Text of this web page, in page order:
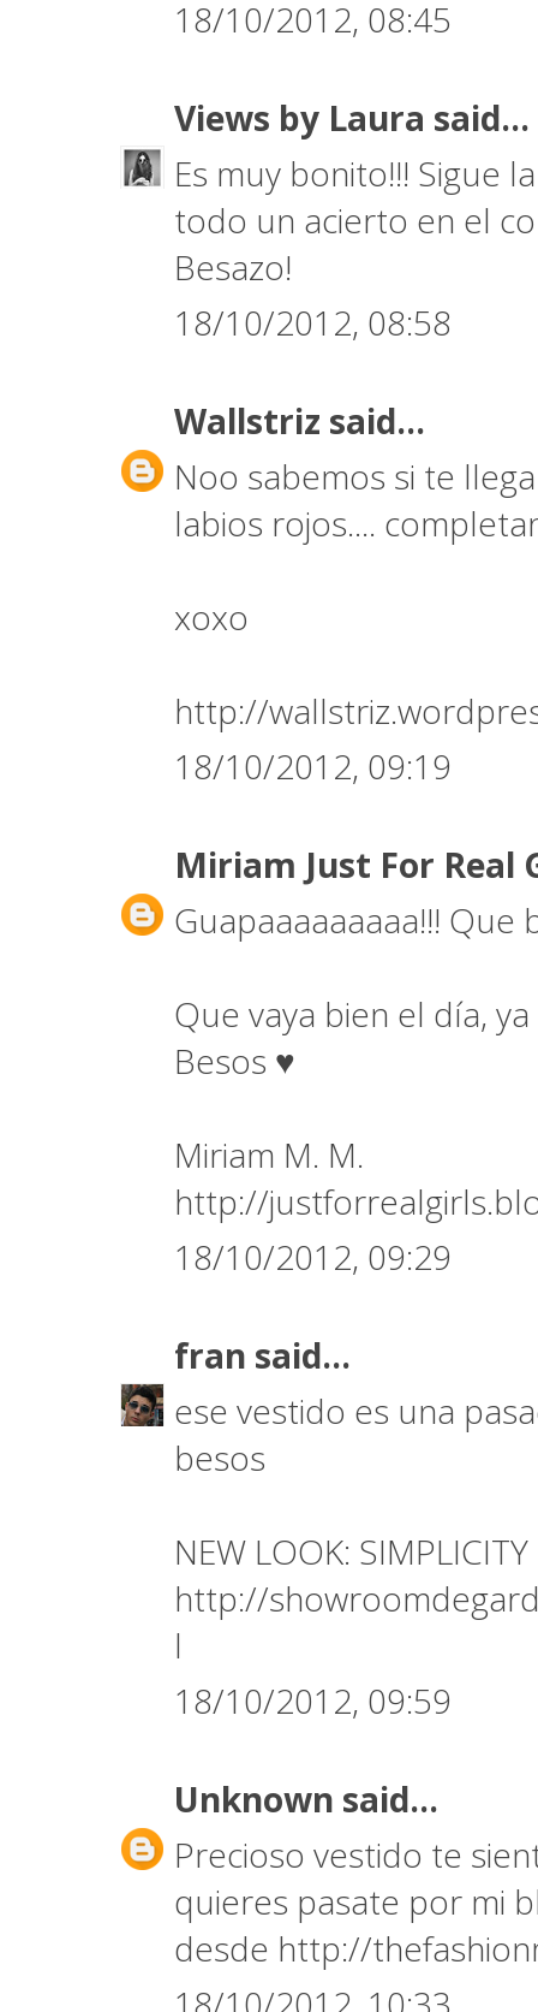
18/10/2012, 08:45
Views by Laura said...
Es muy bonito!!! Sigue
todo un acierto en el
Besazo!
18/10/2012, 08:58
Wallstriz said...
Noo sabemos si te
labios rojos....
xoxo
http://
18/10/2012, 09:19
Miriam Just For Real
Guapaaaaaaaaa!!! Que
Que vaya bien el día,
Besos ♥
Miriam M. M.
http://
18/10/2012, 09:29
fran said...
ese vestido es una
besos
NEW LOOK: SIMPLICITY
http://
l
18/10/2012, 09:59
Unknown said...
Precioso vestido te
quieres pasate por mi
desde http://